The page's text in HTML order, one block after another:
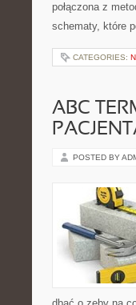
połączona z
schematy, które
CATEGORIES:
ABC
POSTED BY